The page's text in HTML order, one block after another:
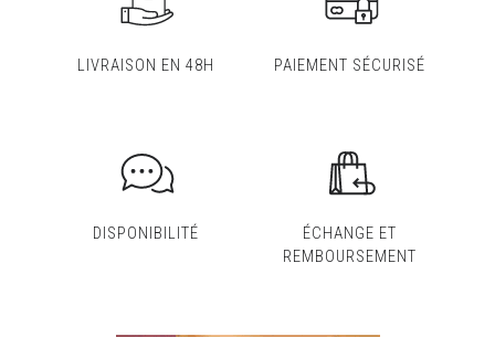
LIVRAISON EN 48H PAIEMENT SÉCURISÉ
DISPONIBILITÉ
ÉCHANGE ET
REMBOURSEMENT